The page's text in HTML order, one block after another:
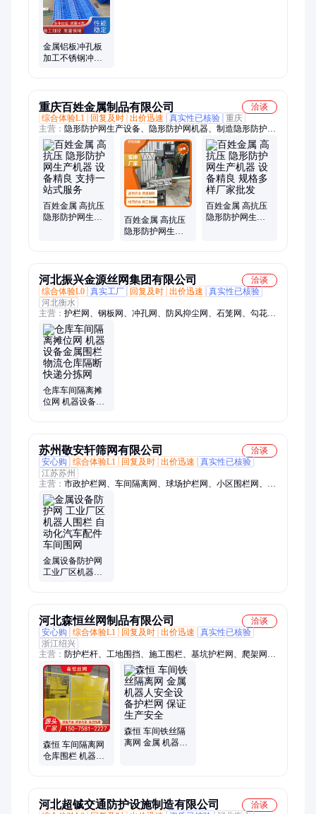
金属铝板冲孔板
加工不锈钢冲孔
重庆百姓金属制品有限公司
洽谈
综合体验L1
回复及时 出价迅速 真实性已核验 重庆
主营： 隐形防护网生产设备、隐形防护网机器、制造隐形防护网
机器、哪里有生产隐形网络机器、台钻儿机器、数控机器、隐形
防护网材料、隐形防护设备、多主转钻孔机
百姓金属 高抗压
隐形防护网生产
百姓金属 高抗压
隐形防护网生产
百姓金属 高抗压
隐形防护网生产
河北振兴金源丝网集团有限公司
洽谈
综合体验L0 真实工厂 回复及时 出价迅速
真实性已核验
河北衡水
主营： 护栏网、钢板网、冲孔网、防风抑尘网、石笼网、勾花
网、拧花网、隔离栅、钢格板、声屏障
仓库车间隔离摊
位网 机器设备金
苏州敬安轩筛网有限公司
洽谈
安心购
综合体验L1 回复及时 出价迅速
真实性已核验
江苏苏州
主营： 市政护栏网、车间隔离网、球场护栏网、小区围栏网、镀
锌网片、过滤网、建筑网片、工地用网、PVC围挡护栏、草坪护
栏、绿化带围栏
金属设备防护网
工业厂区机器人
河北森恒丝网制品有限公司
洽谈
安心购
综合体验L1 回复及时 出价迅速
真实性已核验
浙江绍兴
主营： 防护栏杆、工地围挡、施工围栏、基坑护栏网、爬架网、
基坑围栏网、洞口防护网、井口防护网、建筑爬架网、护栏网、
金属爬架网、围栏网、工地护栏、围墙护栏、围挡护栏、塔吊围
栏、工地标准化、工地定型化、围栏、护栏
森恒 车间隔离网
仓库围栏 机器人
森恒 车间铁丝隔
离网 金属 机器人
河北超铖交通防护设施制造有限公司
洽谈